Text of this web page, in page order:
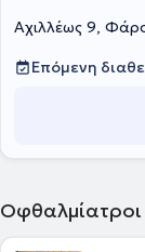
Αχιλλέως 9,
Επόμενη
Οφθαλμίατροι